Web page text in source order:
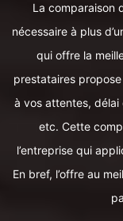
La comparaison
nécessaire à plus
qui offre la
prestataires
à vos attentes, délai
etc. Cette
l’entreprise qui
En bref, l’offre au